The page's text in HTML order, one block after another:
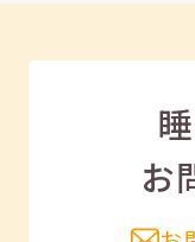
お